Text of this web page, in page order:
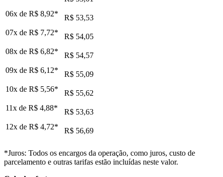
06x de R$ 8,92*
R$ 53,53
07x de R$ 7,72*
R$ 54,05
08x de R$ 6,82*
R$ 54,57
09x de R$ 6,12*
R$ 55,09
10x de R$ 5,56*
R$ 55,62
11x de R$ 4,88*
R$ 53,63
12x de R$ 4,72* R$ 56,69
*Juros: Todos os encargos da operação, como juros, custo de
parcelamento e outras tarifas estão incluídas neste valor.